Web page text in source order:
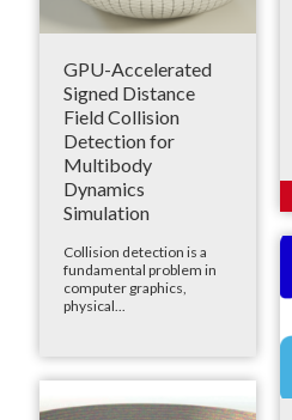
GPU-Accelerated
Signed Distance
Field Collision
Detection for
Multibody
Dynamics
Simulation
Collision detection is a
fundamental problem in
computer graphics,
physical...